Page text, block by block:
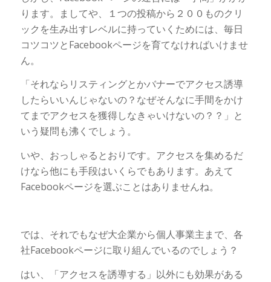
ります。ましてや、１つの投稿から２００ものクリ
ックを生み出すレベルに持っていくためには、毎日
コツコツとFacebookページを育てなければいけませ
ん。
「それならリスティングとかバナーでアクセス誘導
したらいいんじゃないの？なぜそんなに手間をかけ
てまでアクセスを獲得しなきゃいけないの？？」と
いう疑問も沸くでしょう。
いや、おっしゃるとおりです。アクセスを集めるだ
けなら他にも手段はいくらでもあります。あえて
Facebookページを選ぶことはありませんね。
では、それでもなぜ大企業から個人事業主まで、各
社Facebookページに取り組んでいるのでしょう？
はい、「アクセスを誘導する」以外にも効果がある